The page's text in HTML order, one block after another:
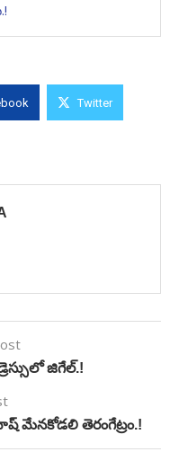
Twitter
జిగేల్.!
మేనకోడలి తెరంగేట్రం.!